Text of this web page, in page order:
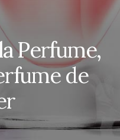
Perfume,
de